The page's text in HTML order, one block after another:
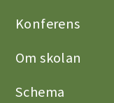
Konferens
Om skolan
Schema